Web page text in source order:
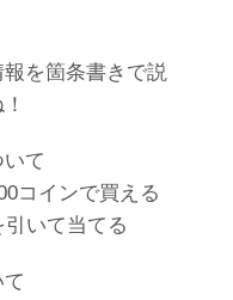
報を箇条書きで説
いて
コインで買える
いて当てる